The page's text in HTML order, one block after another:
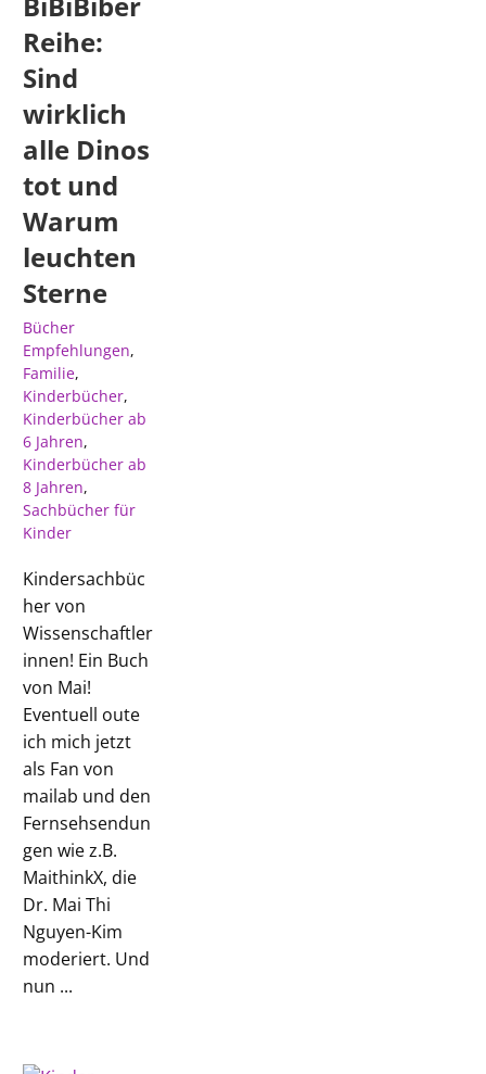
Reihe:
Sind
wirklich
alle Dinos
tot und
Warum
leuchten
Sterne
Bücher
Empfehlungen,
Familie,
Kinderbücher,
Kinderbücher ab
6 Jahren,
Kinderbücher ab
8 Jahren,
Sachbücher für
Kinder
Kindersachbüc
her von
Wissenschaftler
innen! Ein Buch
von Mai!
Eventuell oute
ich mich jetzt
als Fan von
mailab und den
Fernsehsendun
gen wie z.B.
MaithinkX, die
Dr. Mai Thi
Nguyen-Kim
moderiert. Und
nun ...